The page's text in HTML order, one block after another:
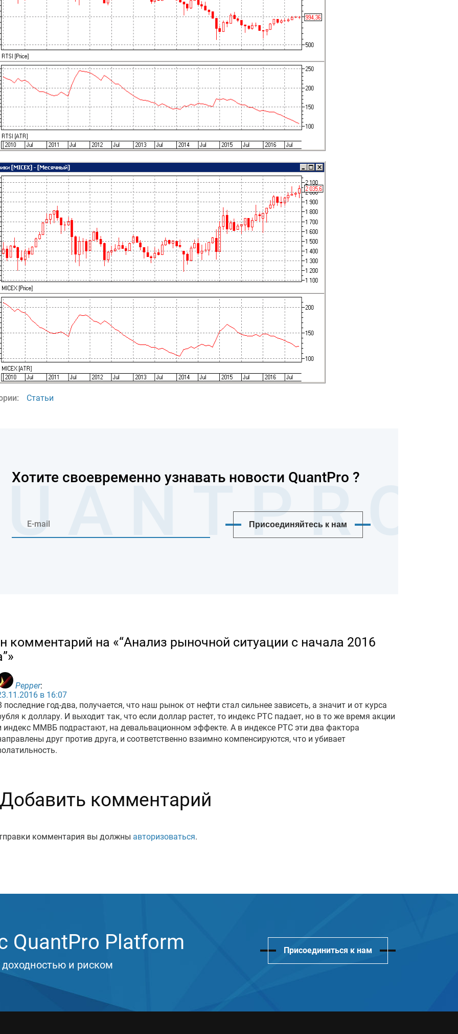
Статьи
Хотите своевременно узнавать новости QuantPro ?
Присоединяйтесь к нам
комментарий на «“Анализ рыночной ситуации с начала 2016
Pepper:
в 16:07
последние год-два, получается, что наш рынок от нефти стал сильнее зависеть, а значит и от курса
к доллару. И выходит так, что если доллар растет, то индекс РТС падает, но в то же время акции
индекс ММВБ подрастают, на девальвационном эффекте. А в индексе РТС эти два фактора
друг против друга, и соответственно взаимно компенсируются, что и убивает
Добавить комментарий
комментария вы должны авторизоваться.
QuantPro Platform
и риском
Присоединиться к нам